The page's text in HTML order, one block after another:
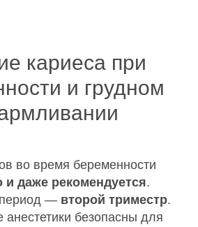
кариеса при
и грудном
во время беременности
и даже рекомендуется.
— второй триместр.
безопасны для